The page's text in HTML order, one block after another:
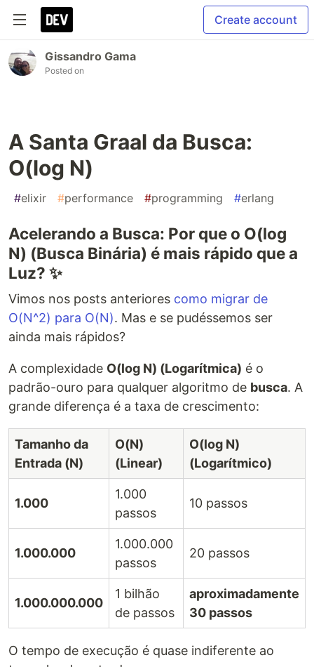
Create account
Gissandro Gama
Posted on
A Santa Graal da Busca:
O(log N)
#elixir #performance #programming #erlang
Acelerando a Busca: Por que o O(log
N) (Busca Binária) é mais rápido que a
Luz? ✨
Vimos nos posts anteriores como migrar de
O(N^2) para O(N). Mas e se pudéssemos ser
ainda mais rápidos?
A complexidade O(log N) (Logarítmica) é o
padrão-ouro para qualquer algoritmo de busca. A
grande diferença é a taxa de crescimento:
Tamanho da
Entrada (N)
O(N)
(Linear)
O(log N)
(Logarítmico)
1.000
1.000
passos
10 passos
1.000.000
1.000.000
passos
20 passos
1.000.000.000
1 bilhão
de passos
aproximadamente
30 passos
O tempo de execução é quase indiferente ao